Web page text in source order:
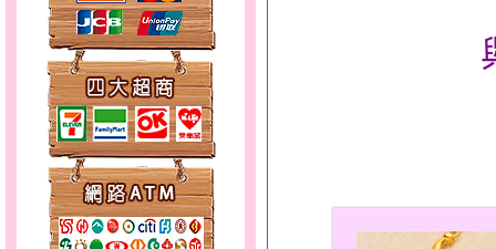
天真Rody～金銀鋼套鍊